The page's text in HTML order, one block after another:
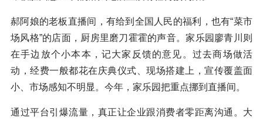
郝阿娘的老板直播间，有给到全国人民的福利，也有“菜市
场风格”的店面，厨房里磨刀霍霍的声音。家乐园廖青川则
在手边放个小本本，记大家反馈的意见。过去商场做活
动，经费一般都花在庆典仪式、现场搭建上，宣传覆盖面
小、市场感知不明显。今年，家乐园把重点挪到直播间。
通过平台引爆流量，真正让企业跟消费者零距离沟通。大